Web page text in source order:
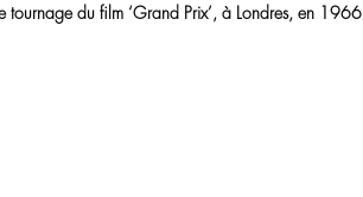
tournage du film ‘Grand Prix’, à Londres, en 1966